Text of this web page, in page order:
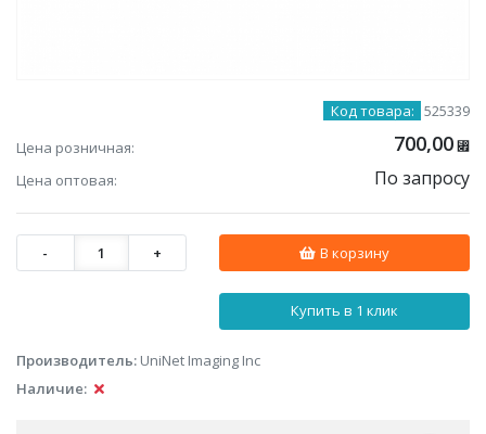
Код товара: 525339
Цена розничная:
700,00 ⃏
Цена оптовая: По запросу
- 1 + В корзину
Купить в 1 клик
Производитель: UniNet Imaging Inc
Наличие: